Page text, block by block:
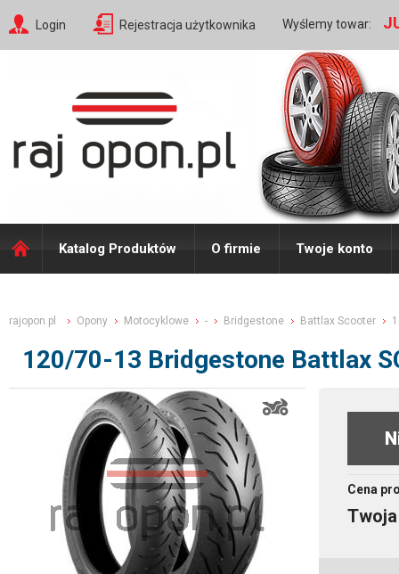
Login Rejestracja użytkownika Wyślemy towar:
Katalog Produktów O firmie Twoje konto
rajopon.pl Opony Motocyklowe - Bridgestone Battlax Scooter
120/70-13 Bridgestone Battlax
Cena